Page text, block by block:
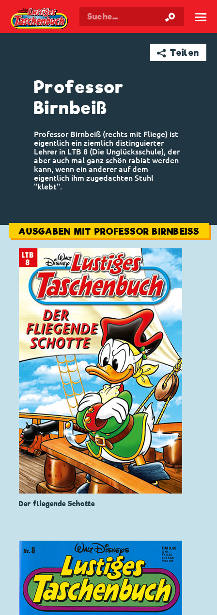
Walt Disneys Taschenbuch ☰
➦ Teilen
Professor
Birnbeiß
Professor Birnbeiß (rechts mit Fliege) ist
eigentlich ein ziemlich distinguierter
Lehrer in LTB 8 (Die Unglücksschule), der
aber auch mal ganz schön rabiat werden
kann, wenn ein anderer auf dem
eigentlich ihm zugedachten Stuhl
"klebt".
AUSGABEN MIT PROFESSOR BIRNBEISS
Der fliegende Schotte